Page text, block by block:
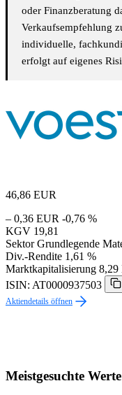
oder Finanzberatung
Verkaufsempfehlung
individuelle,
erfolgt auf eigenes
46,86 EUR
– 0,36 EUR -0,76 %
KGV 19,81
Sektor Grundlegende
Div.-Rendite 1,61 %
Marktkapitalisierung 8,29
ISIN: AT0000937503
Aktiendetails öffnen
Meistgesuchte Werte